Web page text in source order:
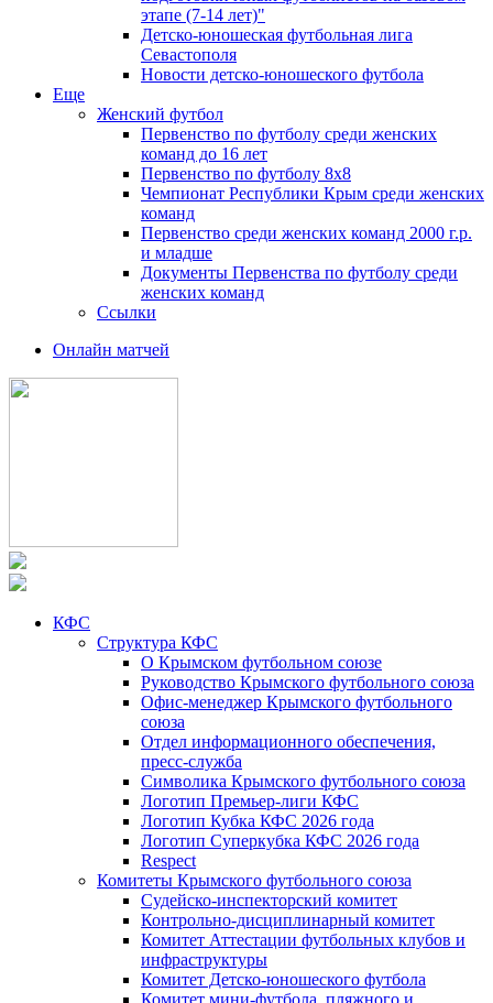
этапе (7-14 лет)"
Детско-юношеская футбольная лига
Севастополя
Новости детско-юношеского футбола
Еще
Женский футбол
Первенство по футболу среди женских
команд до 16 лет
Первенство по футболу 8х8
Чемпионат Республики Крым среди женских
команд
Первенство среди женских команд 2000 г.р.
и младше
Документы Первенства по футболу среди
женских команд
Ссылки
Онлайн матчей
КФС
Структура КФС
О Крымском футбольном союзе
Руководство Крымского футбольного союза
Офис-менеджер Крымского футбольного
союза
Отдел информационного обеспечения,
пресс-служба
Символика Крымского футбольного союза
Логотип Премьер-лиги КФС
Логотип Кубка КФС 2026 года
Логотип Суперкубка КФС 2026 года
Respect
Комитеты Крымского футбольного союза
Судейско-инспекторский комитет
Контрольно-дисциплинарный комитет
Комитет Аттестации футбольных клубов и
инфраструктуры
Комитет Детско-юношеского футбола
Комитет мини-футбола, пляжного и